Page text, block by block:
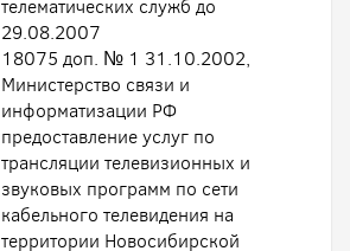
телематических служб до
29.08.2007
18075 доп. № 1 31.10.2002,
Министерство связи и
информатизации РФ
предоставление услуг по
трансляции телевизионных и
звуковых программ по сети
кабельного телевидения на
территории Новосибирской